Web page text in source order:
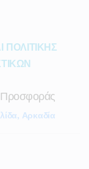
ΠΟΛΙΤΙΚΗΣ
Αρκαδία